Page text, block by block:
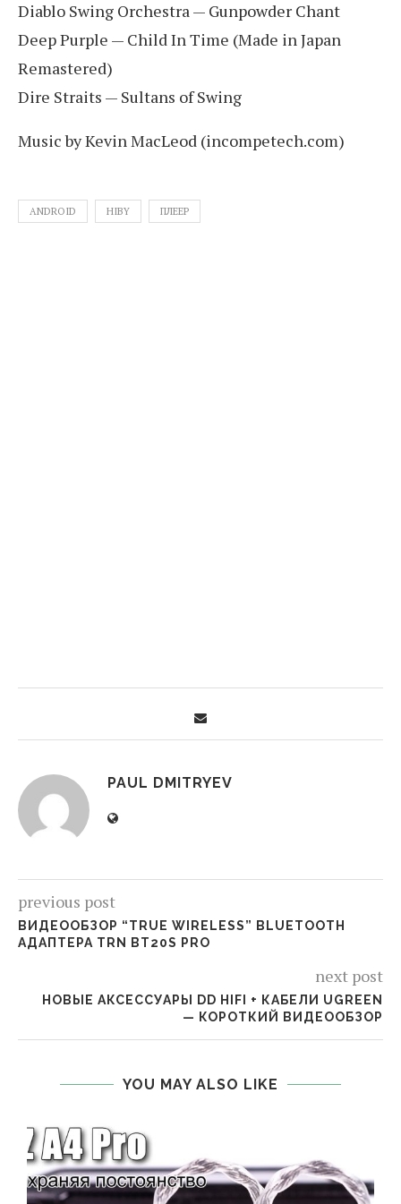
Diablo Swing Orchestra — Gunpowder Chant
Deep Purple — Child In Time (Made in Japan
Remastered)
Dire Straits — Sultans of Swing
Music by Kevin MacLeod (incompetech.com)
ANDROID HIBY ПЛЕЕР
PAUL DMITRYEV
previous post
ВИДЕООБЗОР “TRUE WIRELESS” BLUETOOTH
АДАПТЕРА TRN BT20S PRO
next post
НОВЫЕ АКСЕССУАРЫ DD HIFI + КАБЕЛИ UGREEN
— КОРОТКИЙ ВИДЕООБЗОР
YOU MAY ALSO LIKE